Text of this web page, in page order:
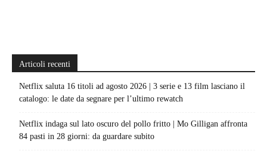
Articoli recenti
Netflix saluta 16 titoli ad agosto 2026 | 3 serie e 13 film lasciano il
catalogo: le date da segnare per l’ultimo rewatch
Netflix indaga sul lato oscuro del pollo fritto | Mo Gilligan affronta
84 pasti in 28 giorni: da guardare subito